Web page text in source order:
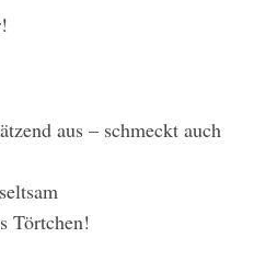
aus – schmeckt auch
Törtchen!